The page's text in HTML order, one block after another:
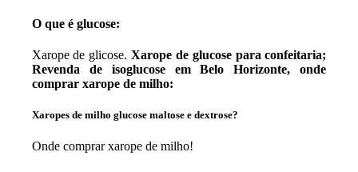
O que é glucose:
Xarope de glicose.Xarope de glucose para confeitaria;
Revenda de isoglucose em Belo Horizonte, onde
comprar xarope de milho:
Xaropes de milho glucose maltose e dextrose?
Onde comprar xarope de milho!